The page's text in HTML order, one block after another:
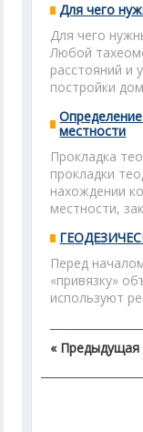
Для чего
Для чего
Любой
расстояний и
постройки
местности
Прокладка
прокладки
нахождении
местности,
Перед
«привязку»
используют
« Предыдущая